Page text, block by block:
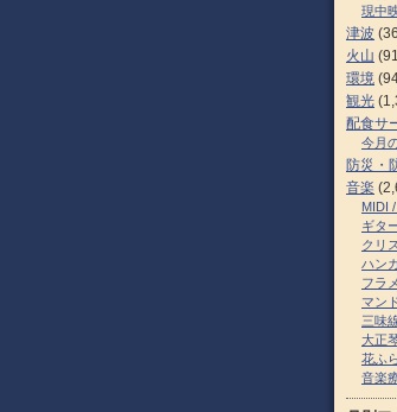
現中
津波
火山
環境
観光
配食サ
今月
防災・
音楽
MIDI
ギタ
クリ
ハン
フラ
マン
三味
大正
花ふ
音楽